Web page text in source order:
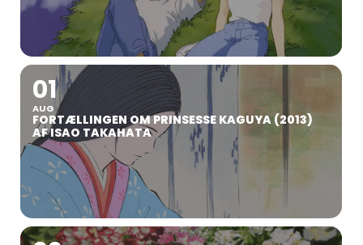
01
AUG
FORTÆLLINGEN OM PRINSESSE KAGUYA (2013)
AF ISAO TAKAHATA